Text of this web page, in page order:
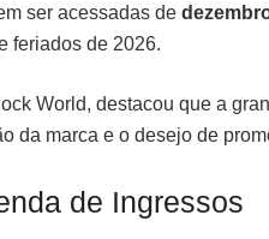
ser acessadas de
feriados de 2026.
World, destacou que a
da marca e o desejo de
de Ingressos